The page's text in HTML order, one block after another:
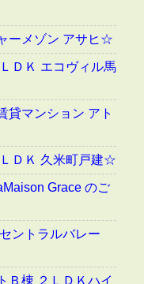
ーメゾン アサヒ☆
ＤＫ エコヴィル馬
貸マンション アト
ＤＫ 久米町戸建☆
Grace のご
ントラルバレー
Ｂ棟 ２ＬＤＫハイ